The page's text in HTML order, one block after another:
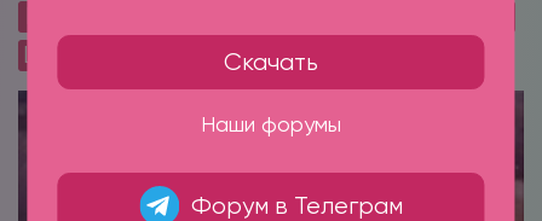
Щ
Скачать
Наши форумы
Форум в Телеграм